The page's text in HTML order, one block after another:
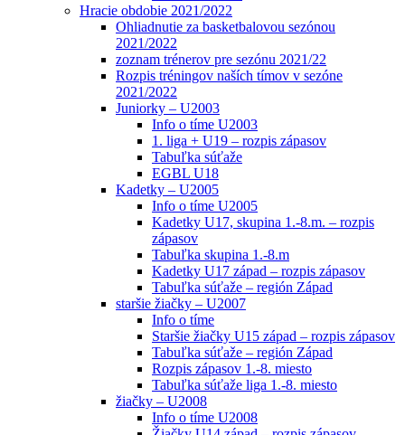
Hracie obdobie 2021/2022
Ohliadnutie za basketbalovou sezónou
2021/2022
zoznam trénerov pre sezónu 2021/22
Rozpis tréningov naších tímov v sezóne
2021/2022
Juniorky – U2003
Info o tíme U2003
1. liga + U19 – rozpis zápasov
Tabuľka súťaže
EGBL U18
Kadetky – U2005
Info o tíme U2005
Kadetky U17, skupina 1.-8.m. – rozpis
zápasov
Tabuľka skupina 1.-8.m
Kadetky U17 západ – rozpis zápasov
Tabuľka súťaže – región Západ
staršie žiačky – U2007
Info o tíme
Staršie žiačky U15 západ – rozpis zápasov
Tabuľka súťaže – región Západ
Rozpis zápasov 1.-8. miesto
Tabuľka súťaže liga 1.-8. miesto
žiačky – U2008
Info o tíme U2008